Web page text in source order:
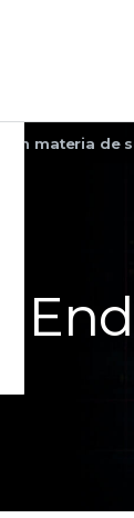
en materia de